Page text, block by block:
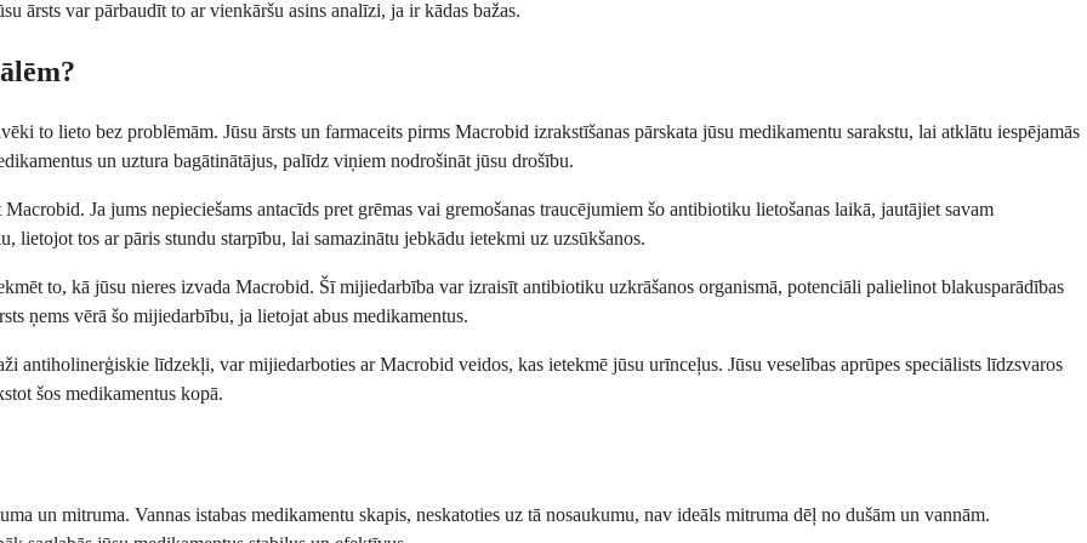
ārsts var pārbaudīt to ar vienkāršu asins analīzi, ja ir kādas bažas.
to lieto bez problēmām. Jūsu ārsts un farmaceits pirms Macrobid izrakstīšanas pārskata jūsu medikamentu sarakstu, lai atklātu iespējamās
un uztura bagātinātājus, palīdz viņiem nodrošināt jūsu drošību.
Ja jums nepieciešams antacīds pret grēmas vai gremošanas traucējumiem šo antibiotiku lietošanas laikā, jautājiet savam
lietojot tos ar pāris stundu starpību, lai samazinātu jebkādu ietekmi uz uzsūkšanos.
to, kā jūsu nieres izvada Macrobid. Šī mijiedarbība var izraisīt antibiotiku uzkrāšanos organismā, potenciāli palielinot blakusparādības
ņems vērā šo mijiedarbību, ja lietojat abus medikamentus.
antiholinerģiskie līdzekļi, var mijiedarboties ar Macrobid veidos, kas ietekmē jūsu urīnceļus. Jūsu veselības aprūpes speciālists līdzsvaros
šos medikamentus kopā.
un mitruma. Vannas istabas medikamentu skapis, neskatoties uz tā nosaukumu, nav ideāls mitruma dēļ no dušām un vannām.